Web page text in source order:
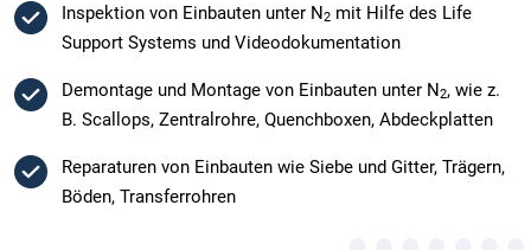
Inspektion von Einbauten unter N2 mit Hilfe des Life
Support Systems und Videodokumentation
Demontage und Montage von Einbauten unter N2, wie z.
B. Scallops, Zentralrohre, Quenchboxen, Abdeckplatten
Reparaturen von Einbauten wie Siebe und Gitter, Trägern,
Böden, Transferrohren